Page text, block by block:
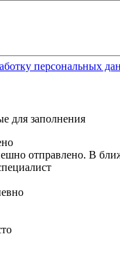
персональных
для заполнения
отправлено. В